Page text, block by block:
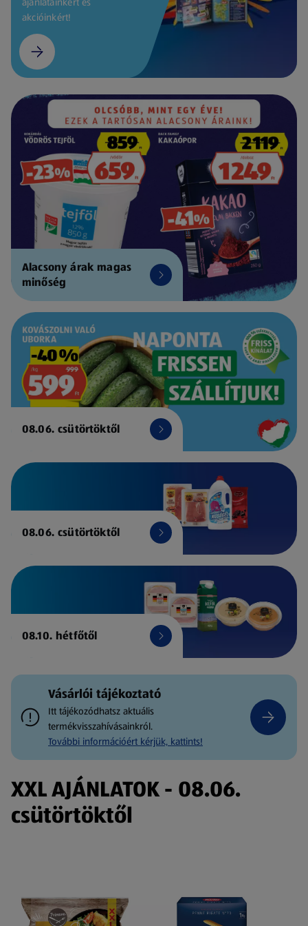
akcióinkért!
Alacsony árak magas
minőség
08.06. csütörtöktől
08.06. csütörtöktől
08.10. hétfőtől
Vásárlói tájékoztató
Itt tájékozódhatsz aktuális
termékvisszahívásainkról.
További információért kérjük, kattints!
XXL AJÁNLATOK - 08.06.
csütörtöktől